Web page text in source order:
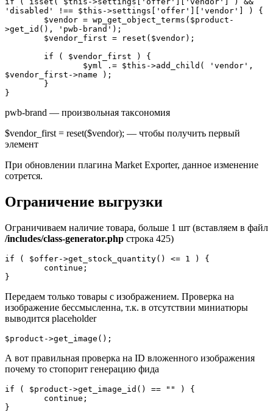
'disabled' !== $this->settings['offer']['vendor'] ) {
>get_id(), 'pwb-brand');
$vendor_first->name );
}
pwb-brand — произвольная таксономия
$vendor_first = reset($vendor); — чтобы получить первый
элемент
При обновлении плагина Market Exporter, данное изменение
сотрется.
Ограничение выгрузки
Ограничиваем наличие товара, больше 1 шт (вставляем в файл
/includes/class-generator.php строка 425)
if ( $offer->get_stock_quantity() <= 1 ) {
}
Передаем только товары с изображением. Проверка на
изображение бессмысленна, т.к. в отсутствии миниатюры
выводится placeholder
$product->get_image();
А вот правильная проверка на ID вложенного изображения
почему то стопорит генерацию фида
if ( $product->get_image_id() == "" ) {
}